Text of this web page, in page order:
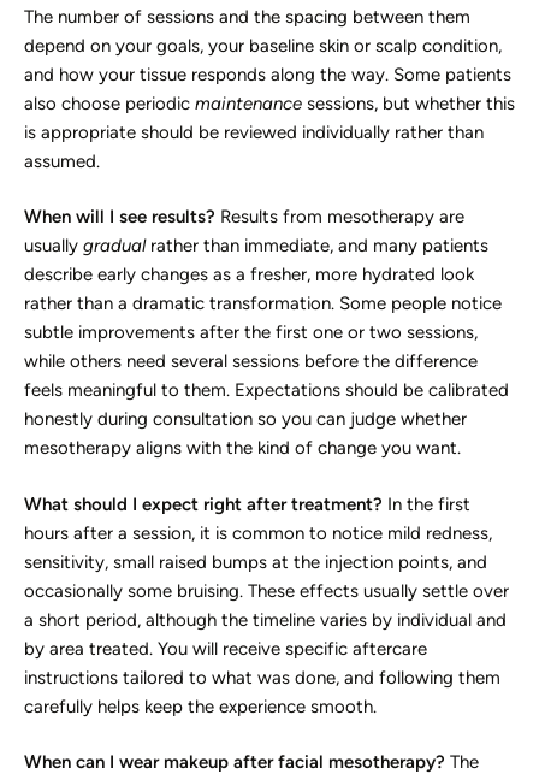
The number of sessions and the spacing between them
depend on your goals, your baseline skin or scalp condition,
and how your tissue responds along the way. Some patients
also choose periodic maintenance sessions, but whether this
is appropriate should be reviewed individually rather than
assumed.
When will I see results? Results from mesotherapy are
usually gradualrather than immediate, and many patients
describe early changes as a fresher, more hydrated look
rather than a dramatic transformation. Some people notice
subtle improvements after the first one or two sessions,
while others need several sessions before the difference
feels meaningful to them. Expectations should be calibrated
honestly during consultation so you can judge whether
mesotherapy aligns with the kind of change you want.
What should I expect right after treatment? In the first
hours after a session, it is common to notice mild redness,
sensitivity, small raised bumps at the injection points, and
occasionally some bruising. These effects usually settle over
a short period, although the timeline varies by individual and
by area treated. You will receive specific aftercare
instructions tailored to what was done, and following them
carefully helps keep the experience smooth.
When can I wear makeup after facial mesotherapy? The